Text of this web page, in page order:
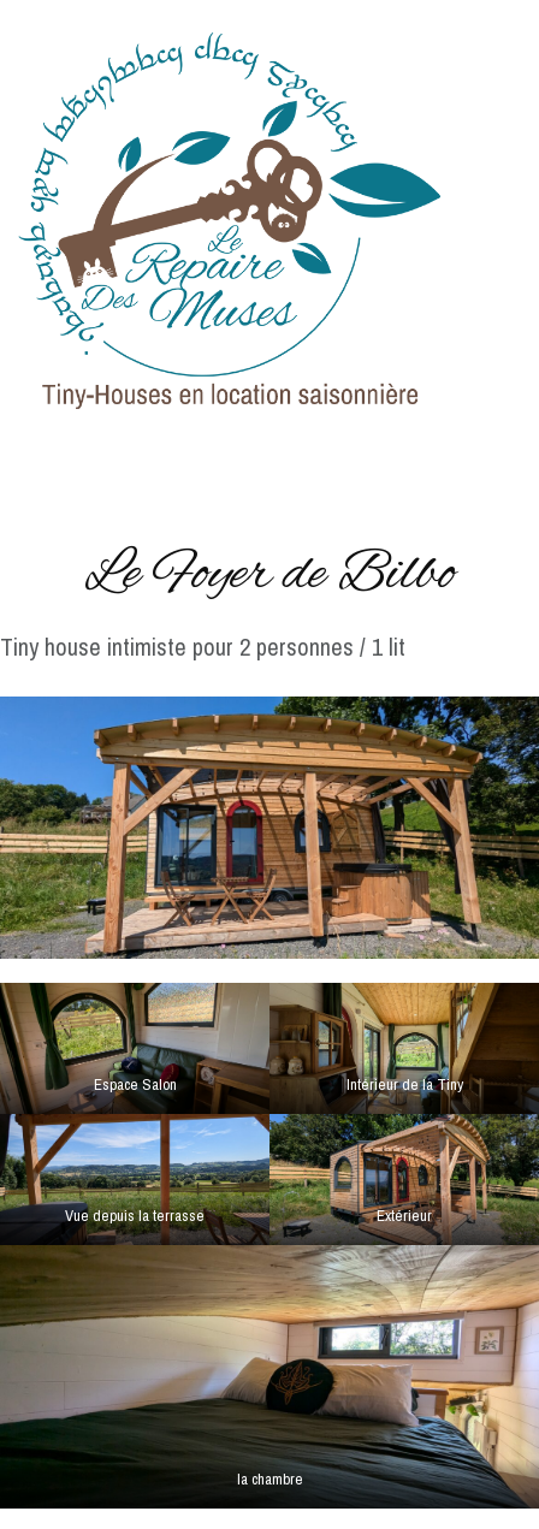
Le Foyer de Bilbo
Tiny house intimiste pour 2 personnes / 1 lit
Espace Salon Intérieur de la Tiny
Vue depuis la terrasse Extérieur
la chambre